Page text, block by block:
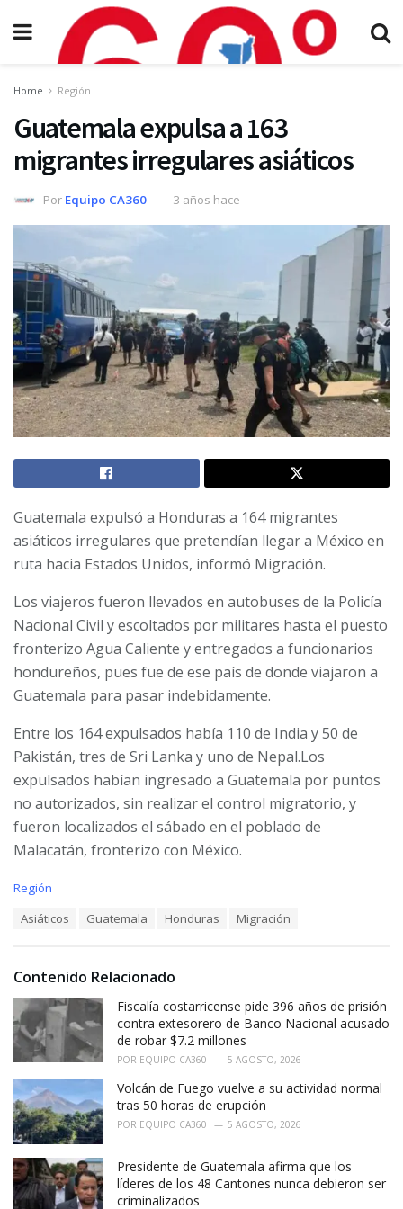
Home Región
Guatemala expulsa a 163
migrantes irregulares asiáticos
Por Equipo CA360 3 años hace
Guatemala expulsó a Honduras a 164 migrantes
asiáticos irregulares que pretendían llegar a México en
ruta hacia Estados Unidos, informó Migración.
Los viajeros fueron llevados en autobuses de la Policía
Nacional Civil y escoltados por militares hasta el puesto
fronterizo Agua Caliente y entregados a funcionarios
hondureños, pues fue de ese país de donde viajaron a
Guatemala para pasar indebidamente.
Entre los 164 expulsados había 110 de India y 50 de
Pakistán, tres de Sri Lanka y uno de Nepal.Los
expulsados habían ingresado a Guatemala por puntos
no autorizados, sin realizar el control migratorio, y
fueron localizados el sábado en el poblado de
Malacatán, fronterizo con México.
C
r
i
e
s
:
Región
:
Asiáticos Guatemala Honduras Migración
Contenido Relacionado
Fiscalía costarricense pide 396 años de prisión
contra extesorero de Banco Nacional acusado
de robar $7.2 millones
POR EQUIPO CA360 5 AGOSTO, 2026
Volcán de Fuego vuelve a su actividad normal
tras 50 horas de erupción
POR EQUIPO CA360 5 AGOSTO, 2026
Presidente de Guatemala afirma que los
líderes de los 48 Cantones nunca debieron ser
criminalizados